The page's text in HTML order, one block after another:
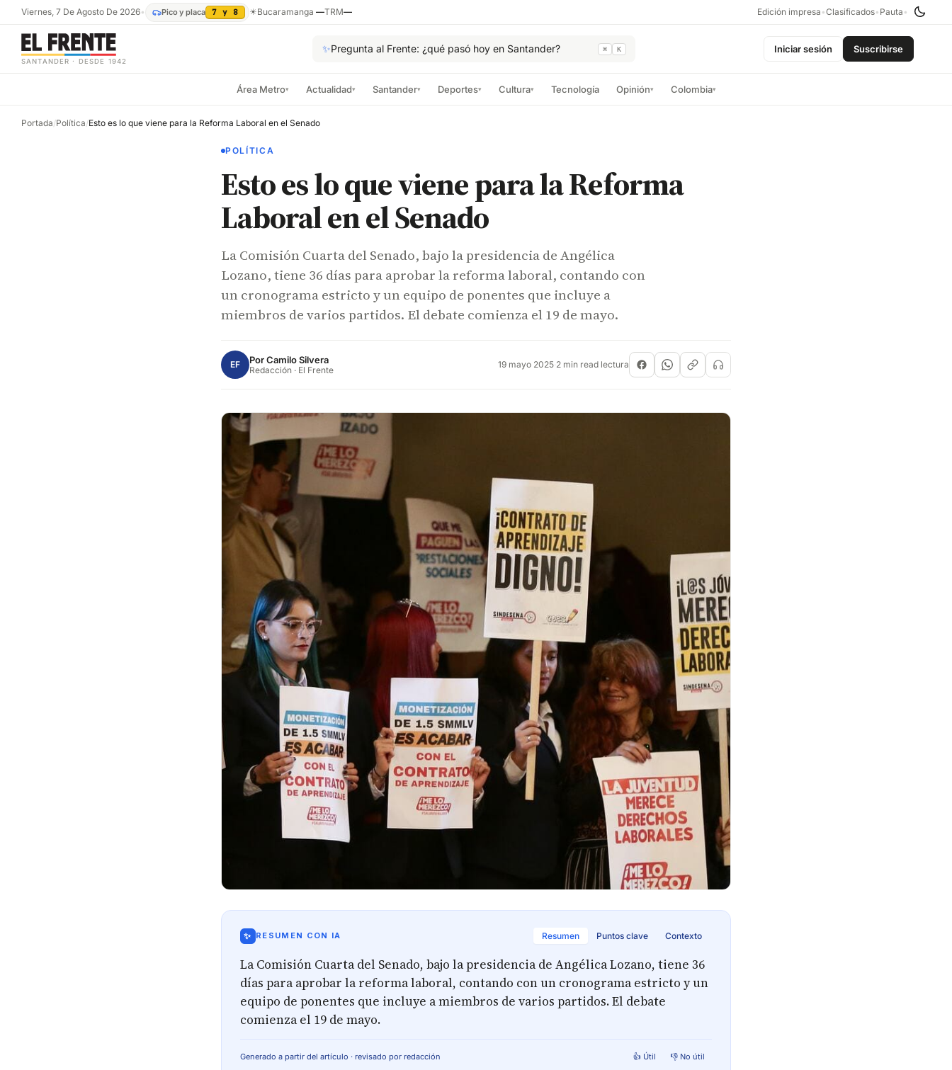
Viernes, 7 De Agosto De 2026• Pico y placa 7 y 8 ☀Bucaramanga —TRM— Edición impresa •Clasificados• Pauta •
SANTANDER · DESDE 1942
✨Pregunta al Frente: ¿qué pasó hoy en Santander? ⌘ K Iniciar sesión Suscribirse
Área Metro▾ Actualidad▾ Santander▾ Deportes▾ Cultura▾ Tecnología Opinión▾ Colombia▾
Portada/Política/Esto es lo que viene para la Reforma Laboral en el Senado
POLÍTICA
Esto es lo que viene para la Reforma
Laboral en el Senado
La Comisión Cuarta del Senado, bajo la presidencia de Angélica
Lozano, tiene 36 días para aprobar la reforma laboral, contando con
un cronograma estricto y un equipo de ponentes que incluye a
miembros de varios partidos. El debate comienza el 19 de mayo.
EF PorCamilo Silvera
Redacción · El Frente 19 mayo 2025·2 min read lectura
✨ RESUMEN CON IA Resumen Puntos clave Contexto
La Comisión Cuarta del Senado, bajo la presidencia de Angélica Lozano, tiene 36
días para aprobar la reforma laboral, contando con un cronograma estricto y un
equipo de ponentes que incluye a miembros de varios partidos. El debate
comienza el 19 de mayo.
Generado a partir del artículo · revisado por redacción 👍 Útil 👎 No útil